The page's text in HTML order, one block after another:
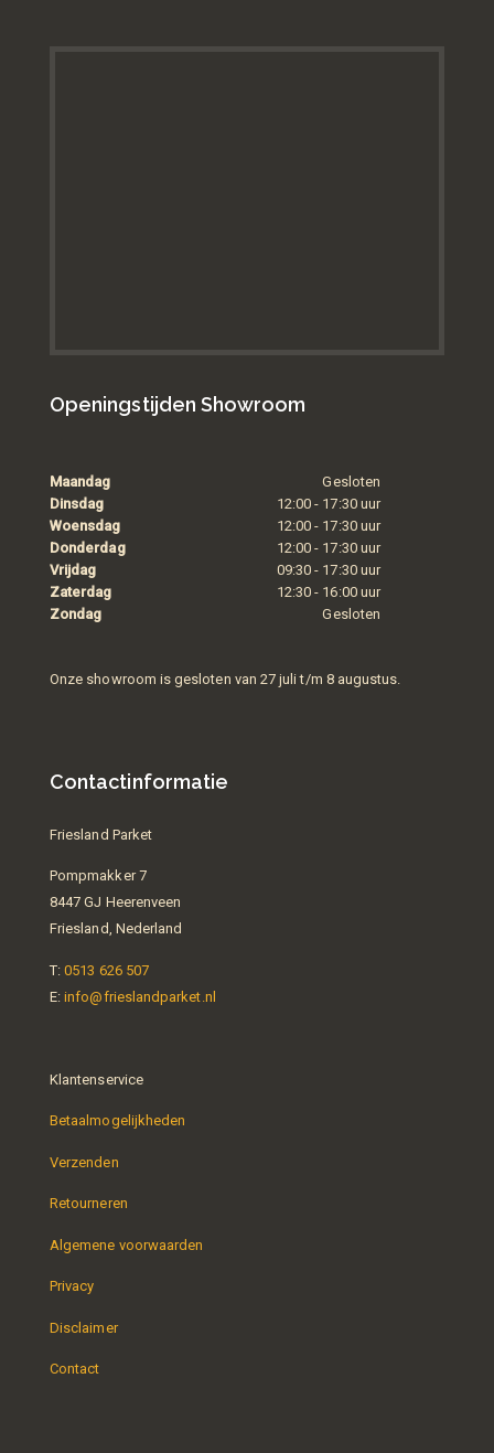
Openingstijden Showroom
Maandag
Gesloten
Dinsdag
12:00 - 17:30 uur
Woensdag
12:00 - 17:30 uur
Donderdag
12:00 - 17:30 uur
Vrijdag
09:30 - 17:30 uur
Zaterdag
12:30 - 16:00 uur
Zondag
Gesloten
Onze showroom is gesloten van 27 juli t/m 8 augustus.
Contactinformatie
Friesland Parket
Pompmakker 7
8447 GJ Heerenveen
Friesland, Nederland
T:0513 626 507
E:info@frieslandparket.nl
Klantenservice
Betaalmogelijkheden
Verzenden
Retourneren
Algemene voorwaarden
Privacy
Disclaimer
Contact